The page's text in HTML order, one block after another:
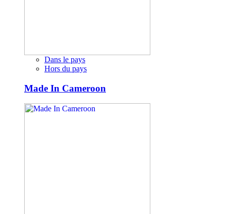
Dans le pays
Hors du pays
Made In Cameroon